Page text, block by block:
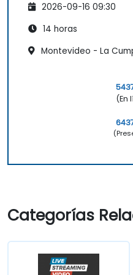
2026-09-16 09:30
14 horas
Montevideo - La
(En
Categorías